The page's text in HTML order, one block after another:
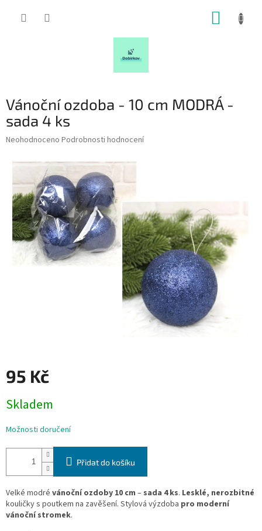
Vánoční ozdoba - 10 cm MODRÁ -
sada 4 ks
Průměrné
produktu
0,0
hvězdiček.
Neohodnoceno Podrobnosti hodnocení
95 Kč
cena:
Skladem
Možnosti doručení
Přidat do košíku
Velké modré vánoční ozdoby 10 cm – sada 4 ks. Lesklé, nerozbitné
kouličky s poutkem na zavěšení. Stylová výzdoba pro moderní
vánoční stromek.